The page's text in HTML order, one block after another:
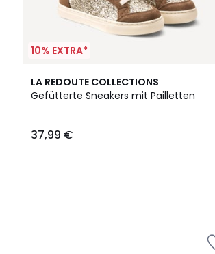
10% EXTRA*
LA REDOUTE COLLECTIONS
Gefütterte Sneakers mit Pailletten
37,99 €